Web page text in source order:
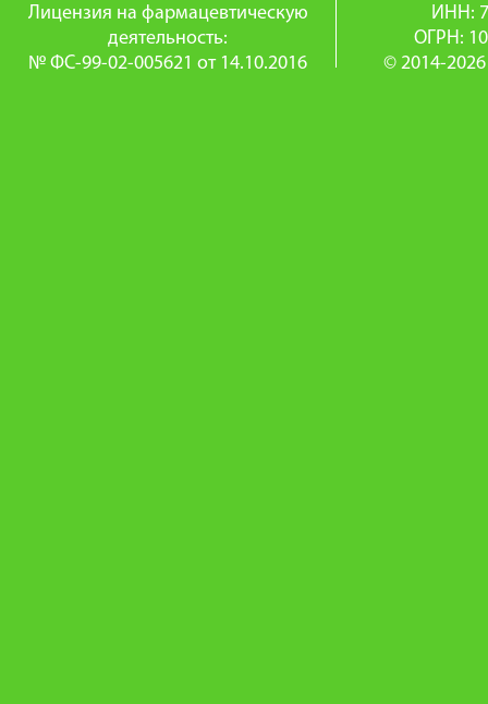
Лицензия на фармацевтическую
деятельность:
№ ФС-99-02-005621 от 14.10.2016
ИНН:
ОГРН:
© 2014-